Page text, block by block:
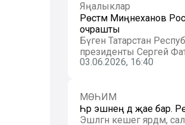
Яңалыклар
Рөстәм Миңнеханов
очрашты
Бүген Татарстан
президенты Сергей
03.06.2026, 16:40
МӨҺИМ
Һәр эшнең дә җае бар.
Эшләгән кешегә ярдәм,